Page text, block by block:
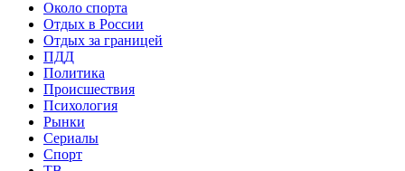
Около спорта
Отдых в России
Отдых за границей
ПДД
Политика
Происшествия
Психология
Рынки
Сериалы
Спорт